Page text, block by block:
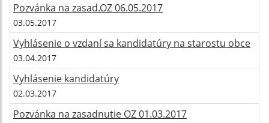
Pozvánka na zasad.OZ 06.05.2017
03.05.2017
Vyhlásenie o vzdaní sa kandidatúry na starostu obce
03.04.2017
Vyhlásenie kandidatúry
02.03.2017
Pozvánka na zasadnutie OZ 01.03.2017